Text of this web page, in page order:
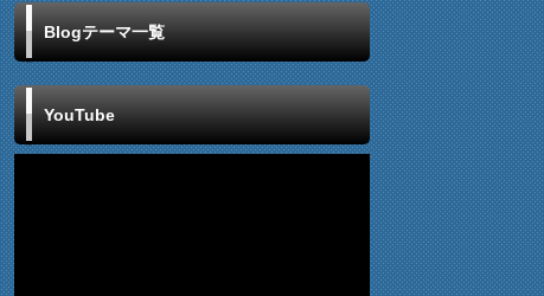
Blogテーマ一覧
YouTube